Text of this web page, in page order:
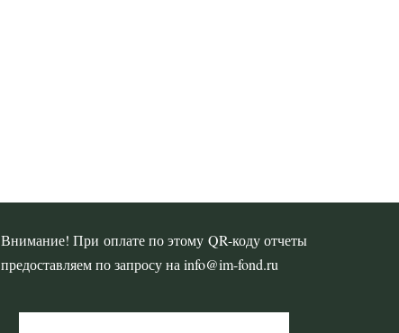
Внимание! При оплате по этому QR-коду отчеты
предоставляем по запросу на info@im-fond.ru